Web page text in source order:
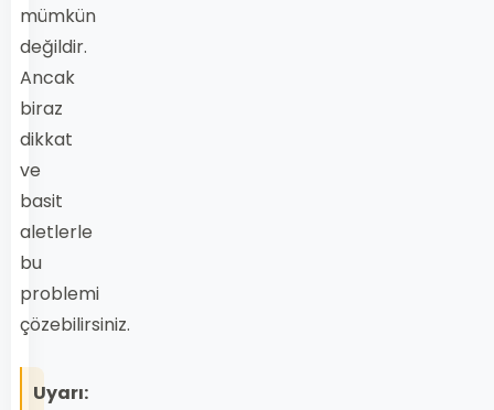
mümkün
değildir.
Ancak
biraz
dikkat
ve
basit
aletlerle
bu
problemi
çözebilirsiniz.
Uyarı: